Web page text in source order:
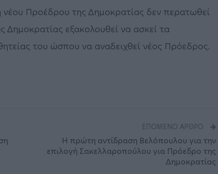
νέου Προέδρου της Δημοκρατίας δεν περατωθεί
Δημοκρατίας εξακολουθεί να ασκεί τα
του ώσπου να αναδειχθεί νέος Πρόεδρος.
ΕΠΌΜΕΝΟ ΆΡΘΡΟ
Η πρώτη αντίδραση Βελόπουλου για την
επιλογή Σακελλαροπούλου για Πρόεδρο της
Δημοκρατίας